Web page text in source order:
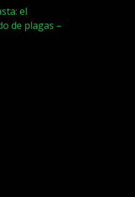
el
de plagas –